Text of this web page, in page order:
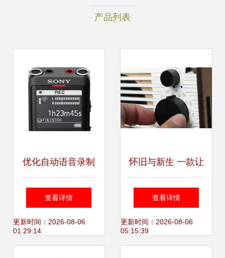
产品列表
优化自动语音录制
录音更清晰 索尼发
布ICD-UX570高解
查看详情
更新时间：2026-08-06
01:29:14
怀旧与新生 一款让
你重回童年的创意
录音机设计
查看详情
更新时间：2026-08-06
05:15:39